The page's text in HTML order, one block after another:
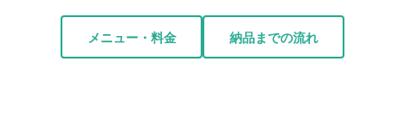
メニュー・料金 納品までの流れ